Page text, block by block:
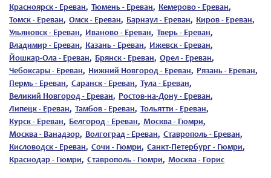
Красноярск - Ереван, Тюмень - Ереван, Кемерово - Ереван,
Томск - Ереван, Омск - Ереван, Барнаул - Ереван, Киров - Ереван,
Ульяновск - Ереван, Иваново - Ереван, Тверь - Ереван,
Владимир - Ереван, Казань - Ереван, Ижевск - Ереван,
Йошкар-Ола - Ереван, Брянск - Ереван, Орел - Ереван,
Чебоксары - Ереван, Нижний Новгород - Ереван, Рязань - Ереван,
Пермь - Ереван, Саранск - Ереван, Тула - Ереван,
Великий Новгород - Ереван, Ростов-на-Дону - Ереван,
Липецк - Ереван, Тамбов - Ереван, Тольятти - Ереван,
Курск - Ереван, Белгород - Ереван, Москва - Гюмри,
Москва - Ванадзор, Волгоград - Ереван, Ставрополь - Ереван,
Кисловодск - Ереван, Сочи - Гюмри, Санкт-Петербург - Гюмри,
Краснодар - Гюмри, Ставрополь - Гюмри, Москва - Горис